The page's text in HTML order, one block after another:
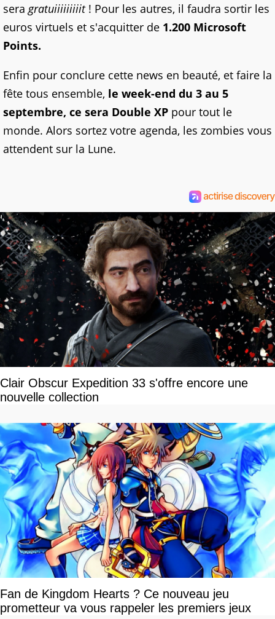
sera gratuiiiiiiiiit! Pour les autres, il faudra sortir les
euros virtuels et s'acquitter de 1.200 Microsoft
Points.
Enfin pour conclure cette news en beauté, et faire la
fête tous ensemble, le week-end du 3 au 5
septembre, ce sera Double XP pour tout le
monde. Alors sortez votre agenda, les zombies vous
attendent sur la Lune.
Clair Obscur Expedition 33 s'offre encore une
nouvelle collection
Fan de Kingdom Hearts ? Ce nouveau jeu
prometteur va vous rappeler les premiers jeux